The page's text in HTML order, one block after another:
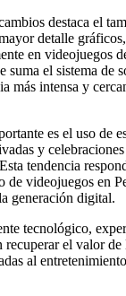
destaca el
detalle
en videojuegos
suma el sistema de
más intensa y
es el uso de
y
tendencia
de videojuegos en
generación digital.
tecnológico,
recuperar el valor
al